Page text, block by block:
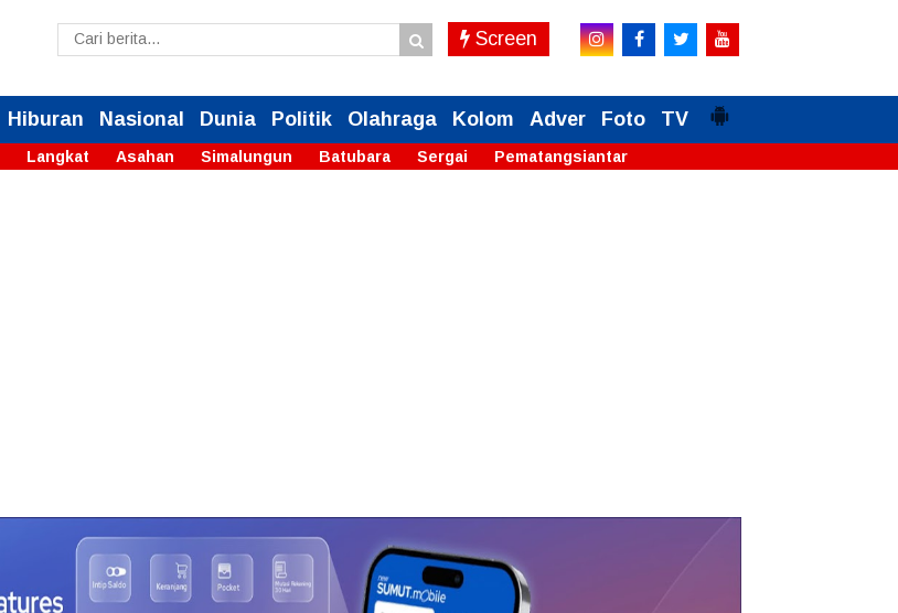
Screen
Hiburan Nasional Dunia Politik Olahraga Kolom Adver Foto TV
Langkat Asahan Simalungun Batubara Sergai Pematangsiantar